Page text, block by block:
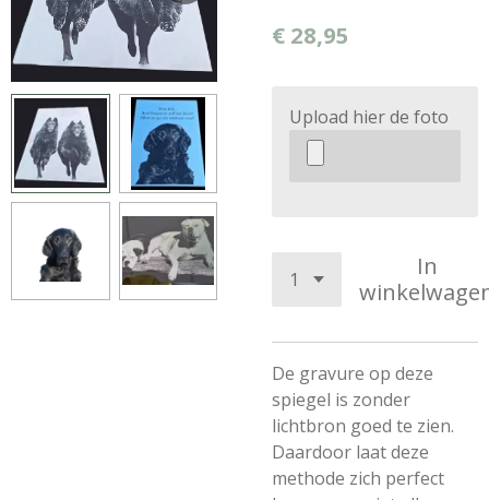
€ 28,95
Upload hier de foto
In
De gravure op deze
spiegel is zonder
lichtbron goed te zien.
Daardoor laat deze
methode zich perfect